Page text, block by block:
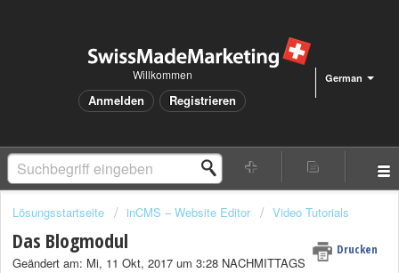
German
Willkommen
Anmelden Registrieren
Lösungsstartseite inCMS – Website Editor Video Tutorials
Das Blogmodul Drucken
Geändert am: Mi, 11 Okt, 2017 um 3:28 NACHMITTAGS